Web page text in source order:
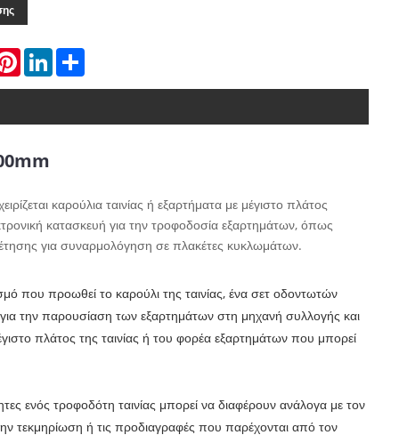
PinterestLinkedIn
καρούλια ταινίας ή εξαρτήματα με μέγιστο πλάτος
κατασκευή για την τροφοδοσία εξαρτημάτων, όπως
για συναρμολόγηση σε πλακέτες κυκλωμάτων.
που προωθεί το καρούλι της ταινίας, ένα σετ οδοντωτών
την παρουσίαση των εξαρτημάτων στη μηχανή συλλογής και
πλάτος της ταινίας ή του φορέα εξαρτημάτων που μπορεί
ενός τροφοδότη ταινίας μπορεί να διαφέρουν ανάλογα με τον
τεκμηρίωση ή τις προδιαγραφές που παρέχονται από τον